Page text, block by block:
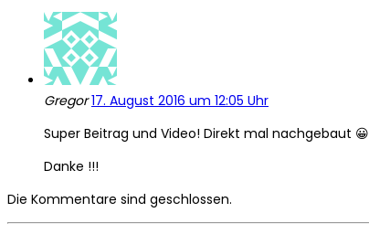
Gregor17. August 2016 um 12:05 Uhr
Super Beitrag und Video! Direkt mal nachgebaut 😀
Danke !!!
Die Kommentare sind geschlossen.